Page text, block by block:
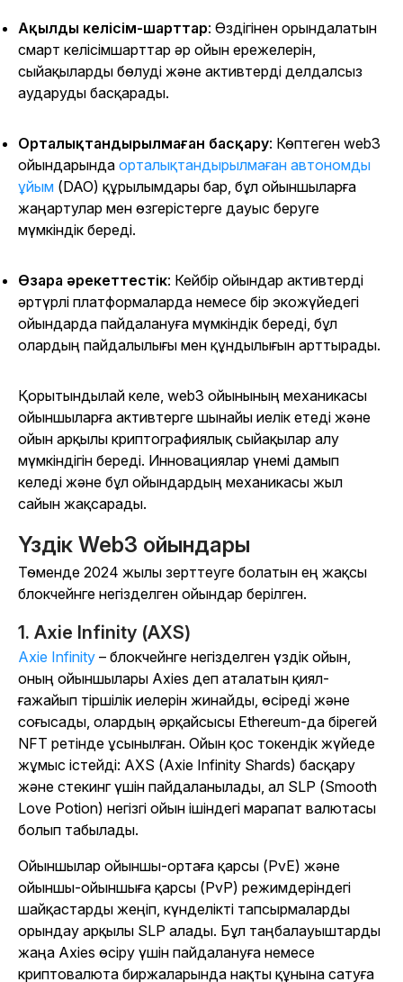
Ақылды келісім-шарттар: Өздігінен орындалатын
смарт келісімшарттар әр ойын ережелерін,
сыйақыларды бөлуді және активтерді делдалсыз
аударуды басқарады.
Орталықтандырылмаған басқару: Көптеген web3
ойындарында орталықтандырылмаған автономды
ұйым (DAO) құрылымдары бар, бұл ойыншыларға
жаңартулар мен өзгерістерге дауыс беруге
мүмкіндік береді.
Өзара әрекеттестік: Кейбір ойындар активтерді
әртүрлі платформаларда немесе бір экожүйедегі
ойындарда пайдалануға мүмкіндік береді, бұл
олардың пайдалылығы мен құндылығын арттырады.
Қорытындылай келе, web3 ойынының механикасы
ойыншыларға активтерге шынайы иелік етеді және
ойын арқылы криптографиялық сыйақылар алу
мүмкіндігін береді. Инновациялар үнемі дамып
келеді және бұл ойындардың механикасы жыл
сайын жақсарады.
Үздік Web3 ойындары
Төменде 2024 жылы зерттеуге болатын ең жақсы
блокчейнге негізделген ойындар берілген.
1. Axie Infinity (AXS)
Axie Infinity – блокчейнге негізделген үздік ойын,
оның ойыншылары Axies деп аталатын қиял-
ғажайып тіршілік иелерін жинайды, өсіреді және
соғысады, олардың әрқайсысы Ethereum-да бірегей
NFT ретінде ұсынылған. Ойын қос токендік жүйеде
жұмыс істейді: AXS (Axie Infinity Shards) басқару
және стекинг үшін пайдаланылады, ал SLP (Smooth
Love Potion) негізгі ойын ішіндегі марапат валютасы
болып табылады.
Ойыншылар ойыншы-ортаға қарсы (PvE) және
ойыншы-ойыншыға қарсы (PvP) режимдеріндегі
шайқастарды жеңіп, күнделікті тапсырмаларды
орындау арқылы SLP алады. Бұл таңбалауыштарды
жаңа Axies өсіру үшін пайдалануға немесе
криптовалюта биржаларында нақты құнына сатуға